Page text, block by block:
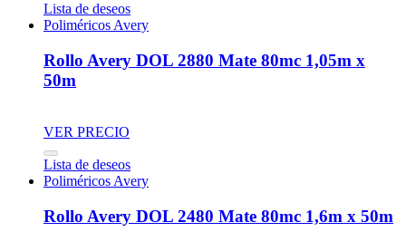
Lista de deseos
Poliméricos Avery
Rollo Avery DOL 2880 Mate 80mc 1,05m x
50m
VER PRECIO
Lista de deseos
Poliméricos Avery
Rollo Avery DOL 2480 Mate 80mc 1,6m x 50m